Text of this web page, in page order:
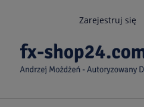
Zarejestruj się